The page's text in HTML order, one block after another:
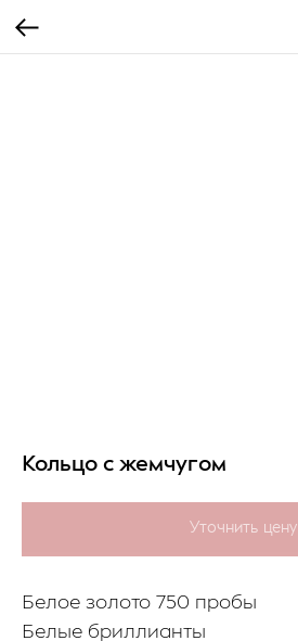
Кольцо с жемчугом
Уточнить цену
Белое золото 750 пробы
Белые бриллианты